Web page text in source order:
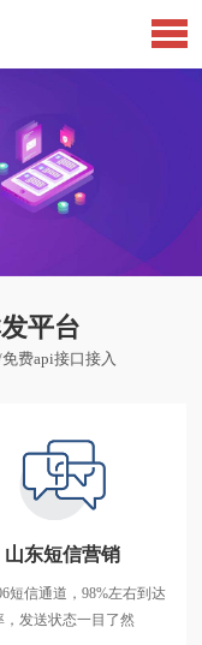
平台
费api接口接入
东短信群发
山东短信营销
短信通道，98%左右到达
，发送状态一目了然